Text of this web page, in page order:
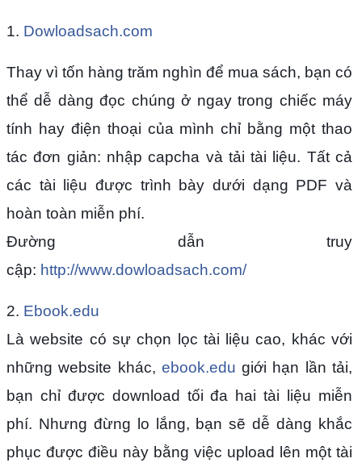
1. Dowloadsach.com
Thay vì tốn hàng trăm nghìn để mua sách, bạn có
thể dễ dàng đọc chúng ở ngay trong chiếc máy
tính hay điện thoại của mình chỉ bằng một thao
tác đơn giản: nhập capcha và tải tài liệu. Tất cả
các tài liệu được trình bày dưới dạng PDF và
hoàn toàn miễn phí.
Đường dẫn truy
cập: http://www.dowloadsach.com/
2. Ebook.edu
Là website có sự chọn lọc tài liệu cao, khác với
những website khác, ebook.edu giới hạn lần tải,
bạn chỉ được download tối đa hai tài liệu miễn
phí. Nhưng đừng lo lắng, bạn sẽ dễ dàng khắc
phục được điều này bằng việc upload lên một tài